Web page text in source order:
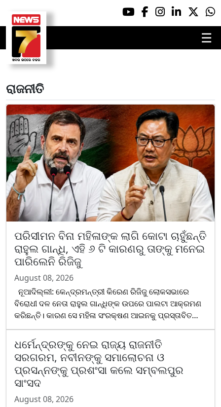
☰
ରାଜନୀତି
ପରିସୀମନ ବିନା ମହିଳାଙ୍କ ଲାଗି କୋଟା ଚାହୁଁଛନ୍ତି
ରାହୁଲ ଗାନ୍ଧି, ଏହି ୬ ଟି କାରଣରୁ ତାଙ୍କୁ ମନେଇ
ପାରିଲେନି ରିଜିଜୁ
August 08, 2026
ନୂଆଦିଲ୍ଲୀ: କେନ୍ଦ୍ରମନ୍ତ୍ରୀ କିରେଣ ରିଜିଜୁ ଲୋକସଭାରେ
ବିରୋଧୀ ଦଳ ନେତା ରାହୁଲ ଗାନ୍ଧିଙ୍କ ଉପରେ ପାଲଟା ଆକ୍ରମଣ
କରିଛନ୍ତି। କାରଣ ସେ ମହିଳା ସଂରକ୍ଷଣ ଆଇନକୁ ପ୍ରସ୍ତାବିତ
ପରିସୀମନ ପ୍ରକ୍ରିୟା ସହ ନଯୋଡି ଲାଗୁ କରିବାକୁ ଦାବି କରୁଛନ୍ତି।
ସେମାନଙ୍କ ଏହି ବାକ ବିତଣ୍ଡା ସେବେଠୁ ଆରମ୍ଭ ହେଲାଣି ଯେବେଠୁ
ରାହୁଲ...
ଧର୍ମେନ୍ଦ୍ରଙ୍କୁ ନେଇ ରାଜ୍ୟ ରାଜନୀତି
ସରଗରମ, ନବୀନଙ୍କୁ ସମାଲୋଚନା ଓ
ପ୍ରସନ୍ନଙ୍କୁ ପ୍ରଶଂସା କଲେ ସମ୍ବଲପୁର
ସାଂସଦ
August 08, 2026